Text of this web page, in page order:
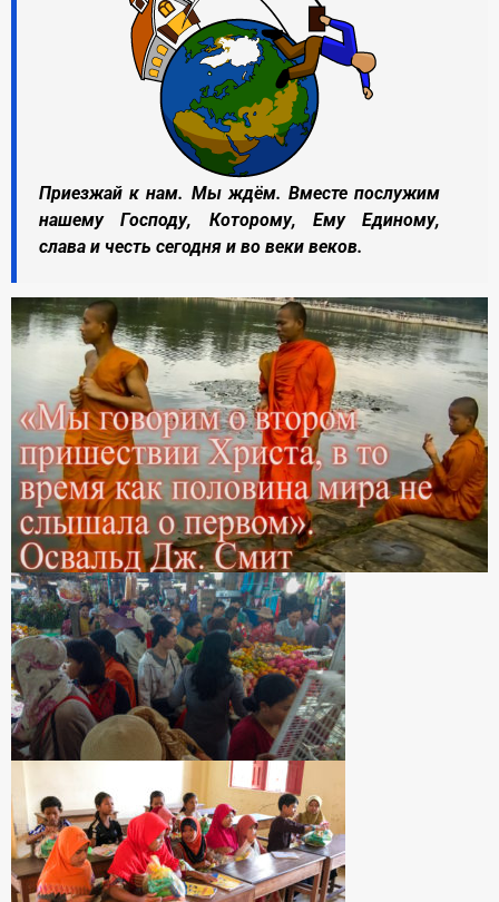
Приезжай к нам. Мы ждём. Вместе послужим
нашему Господу, Которому, Ему Единому,
слава и честь сегодня и во веки веков.